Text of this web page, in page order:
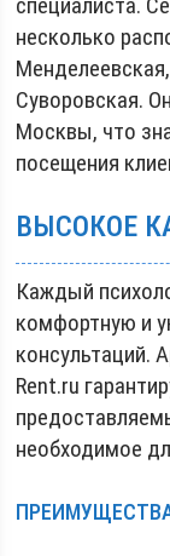
несколько
Суворовская.
Москвы, что
посещения
ВЫСОКОЕ
Каждый
комфортную и
консультаций.
Rent.ru
необходимое